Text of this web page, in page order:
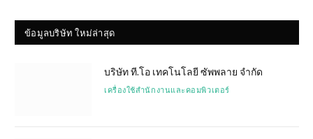
ข้อมูลบริษัท ใหม่ล่าสุด
บริษัท ที.โอ เทคโนโลยี ซัพพลาย จำกัด
เครื่องใช้สำนักงานและคอมพิวเตอร์